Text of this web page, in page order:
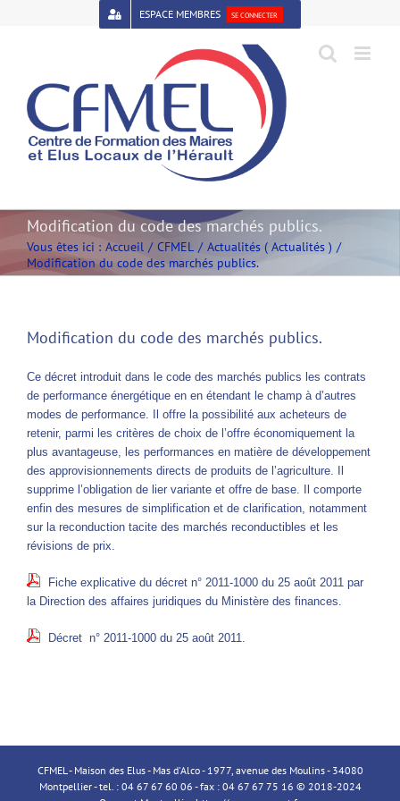
Open toolbar
ESPACE MEMBRES SE CONNECTER
Modification du code des marchés publics.
Vous êtes ici : Accueil CFMEL
Actualités ( Actualités )
Modification du code des marchés publics.
Modification du code des marchés publics.
Ce décret introduit dans le code des marchés publics les contrats
de performance énergétique en en étendant le champ à d’autres
modes de performance. Il offre la possibilité aux acheteurs de
retenir, parmi les critères de choix de l’offre économiquement la
plus avantageuse, les performances en matière de développement
des approvisionnements directs de produits de l’agriculture. Il
supprime l’obligation de lier variante et offre de base. Il comporte
enfin des mesures de simplification et de clarification, notamment
sur la reconduction tacite des marchés reconductibles et les
révisions de prix.
Fiche explicative du décret n° 2011-1000 du 25 août 2011 par
la Direction des affaires juridiques du Ministère des finances.
Décret n° 2011-1000 du 25 août 2011.
CFMEL - Maison des Elus - Mas d'Alco - 1977, avenue des Moulins - 34080
Montpellier - tel. : 04 67 67 60 06 - fax : 04 67 67 75 16 © 2018-2024